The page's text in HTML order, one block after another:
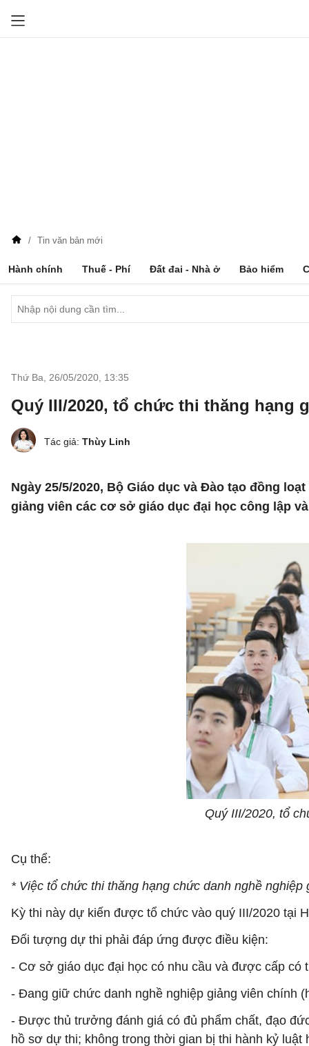
Tin văn bản mới
Hành chính Thuế - Phí Đất đai - Nhà ở Bảo hiểm
Thứ Ba, 26/05/2020 13:35
Quý III/2020, tổ chức thi thăng hạng
Tác giả: Thùy Linh
Ngày 25/5/2020, Bộ Giáo dục và Đào tạo đồng
giảng viên các cơ sở giáo dục đại học công lập
Quý III/2020, tổ
Cụ thể:
* Việc tổ chức thi thăng hạng chức danh nghề
Kỳ thi này dự kiến được tổ chức vào quý III/2020 tại
Đối tượng dự thi phải đáp ứng được điều kiện:
- Cơ sở giáo dục đại học có nhu cầu và được cấp có
- Đang giữ chức danh nghề nghiệp giảng viên chính
- Được thủ trưởng đánh giá có đủ phẩm chất, đạo
hồ sơ dự thi; không trong thời gian bị thi hành kỷ